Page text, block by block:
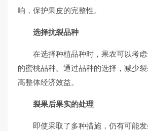
响，保护果皮的完整性。
选择抗裂品种
在选择种植品种时，果农可以考
的蜜桃品种。通过品种的选择，减少
高整体经济效益。
裂果后果实的处理
即使采取了多种措施，仍有可能